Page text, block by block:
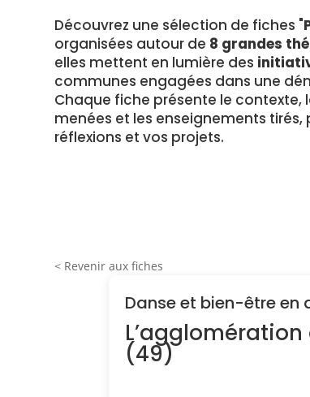
Découvrez une sélection de fiches "
organisées autour de 8 grandes
elles mettent en lumière des
communes engagées dans une
Chaque fiche présente le contexte,
menées et les enseignements tirés,
réflexions et vos projets.
< Revenir aux fiches
Danse et bien-être en
(49)